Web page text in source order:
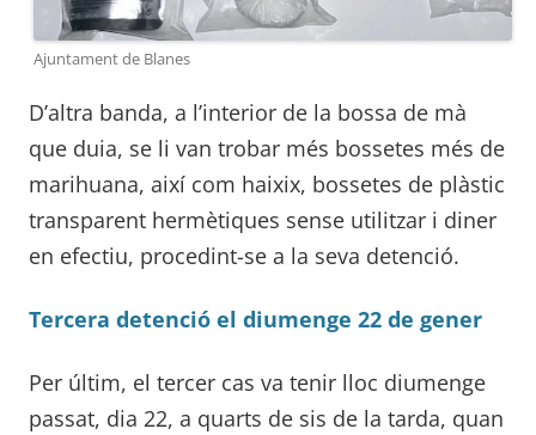
Ajuntament de Blanes
D’altra banda, a l’interior de la bossa de mà
que duia, se li van trobar més bossetes més de
marihuana, així com haixix, bossetes de plàstic
transparent hermètiques sense utilitzar i diner
en efectiu, procedint-se a la seva detenció.
Tercera detenció el diumenge 22 de gener
Per últim, el tercer cas va tenir lloc diumenge
passat, dia 22, a quarts de sis de la tarda, quan